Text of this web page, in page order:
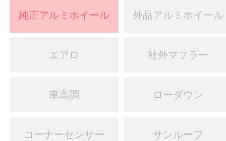
純正アルミホイール 外品アルミホイール
エアロ 社外マフラー
車高調 ローダウン
コーナーセンサー サンルーフ